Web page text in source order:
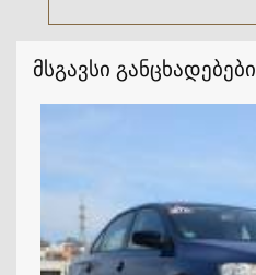
მსგავსი განცხადებები